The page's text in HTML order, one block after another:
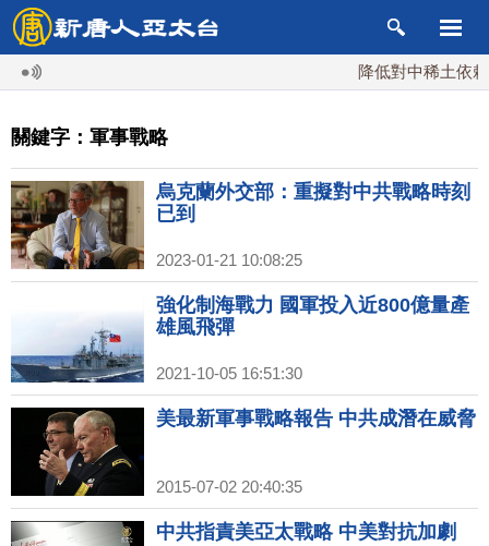
降低對中稀土依賴
關鍵字：軍事戰略
烏克蘭外交部：重擬對中共戰略時刻
已到
2023-01-21 10:08:25
強化制海戰力 國軍投入近800億量產
雄風飛彈
2021-10-05 16:51:30
美最新軍事戰略報告 中共成潛在威脅
2015-07-02 20:40:35
中共指責美亞太戰略 中美對抗加劇